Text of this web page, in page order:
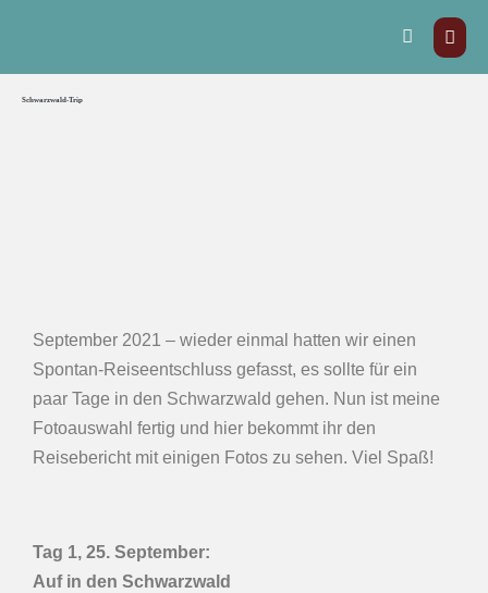
Schwarzwald-Trip
September 2021 – wieder einmal hatten wir einen
Spontan-Reiseentschluss gefasst, es sollte für ein
paar Tage in den Schwarzwald gehen. Nun ist meine
Fotoauswahl fertig und hier bekommt ihr den
Reisebericht mit einigen Fotos zu sehen. Viel Spaß!
Tag 1, 25. September:
Auf in den Schwarzwald